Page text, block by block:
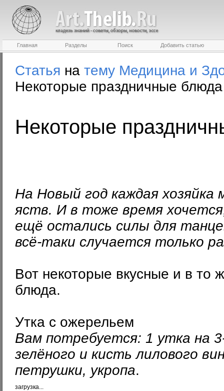
Главная Разделы Поиск Добавить статью
Статья на тему Медицина и
Некоторые праздничные блюда
Некоторые
На Новый год каждая
яств. И в тоже время
ещё остались силы для
всё-таки случается только
Вот некоторые вкусные и в то
блюда.
Утка с ожерельем
Вам потребуется: 1 утка на
зелёного и кисть лилового
петрушки, укропа.
загрузка...